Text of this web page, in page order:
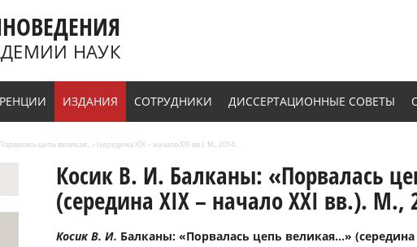
НАУК
ИЗДАНИЯ СОТРУДНИКИ ДИССЕРТАЦИОННЫЕ СОВЕТЫ
цепь великая...» (середина XIX – начало XXI вв.). М., 2014.
Косик В. И. Балканы: «Порвалась
(середина XIX – начало XXI вв.). М.,
Косик В. И. Балканы: «Порвалась цепь великая...» (середина